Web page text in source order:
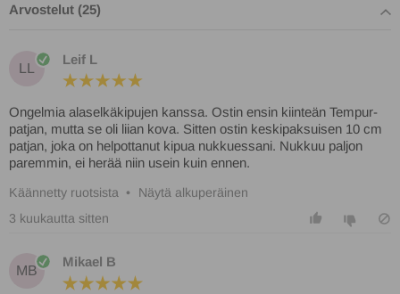
Arvostelut (25)
LL
Leif L
Ongelmia alaselkäkipujen kanssa. Ostin ensin kiinteän Tempur-
patjan, mutta se oli liian kova. Sitten ostin keskipaksuisen 10 cm
patjan, joka on helpottanut kipua nukkuessani. Nukkuu paljon
paremmin, ei herää niin usein kuin ennen.
Käännetty ruotsista •
Näytä alkuperäinen
3 kuukautta sitten
MB
Mikael B